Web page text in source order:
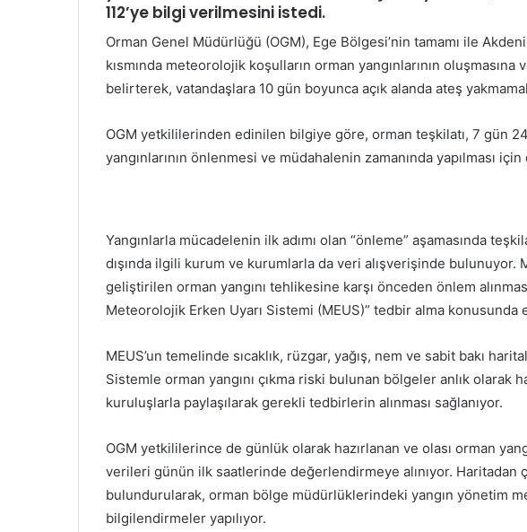
112’ye bilgi verilmesini istedi.
Orman Genel Müdürlüğü (OGM), Ege Bölgesi’nin tamamı ile
kısmında meteorolojik koşulların orman yangınlarının oluşmasına
belirterek, vatandaşlara 10 gün boyunca açık alanda ateş
OGM yetkililerinden edinilen bilgiye göre, orman teşkilatı, 7 gün
yangınlarının önlenmesi ve müdahalenin zamanında yapılması için
Yangınlarla mücadelenin ilk adımı olan “önleme” aşamasında
dışında ilgili kurum ve kurumlarla da veri alışverişinde
geliştirilen orman yangını tehlikesine karşı önceden önlem
Meteorolojik Erken Uyarı Sistemi (MEUS)” tedbir alma
MEUS’un temelinde sıcaklık, rüzgar, yağış, nem ve sabit bakı
Sistemle orman yangını çıkma riski bulunan bölgeler anlık olarak
kuruluşlarla paylaşılarak gerekli tedbirlerin alınması sağlanıyor.
OGM yetkililerince de günlük olarak hazırlanan ve olası orman
verileri günün ilk saatlerinde değerlendirmeye alınıyor. Haritadan
bulundurularak, orman bölge müdürlüklerindeki yangın yönetim
bilgilendirmeler yapılıyor.